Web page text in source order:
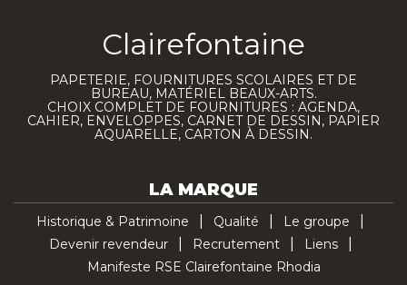
Clairefontaine
PAPETERIE, FOURNITURES SCOLAIRES ET DE
BUREAU, MATÉRIEL BEAUX-ARTS.
CHOIX COMPLET DE FOURNITURES : AGENDA,
CAHIER, ENVELOPPES, CARNET DE DESSIN, PAPIER
AQUARELLE, CARTON À DESSIN.
LA MARQUE
Historique & Patrimoine Qualité
Le groupe
Devenir revendeur
Recrutement
Liens
Manifeste RSE Clairefontaine Rhodia